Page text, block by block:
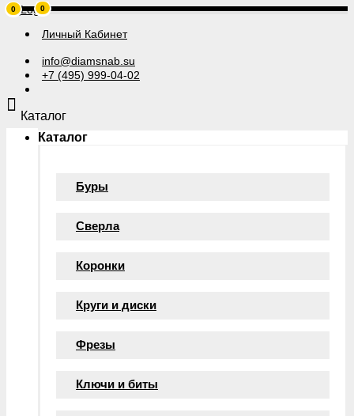
Личный Кабинет
info@diamsnab.su
+7 (495) 999-04-02
0
Каталог
Каталог
Буры
Сверла
Коронки
Круги и диски
Фрезы
Ключи и биты
0